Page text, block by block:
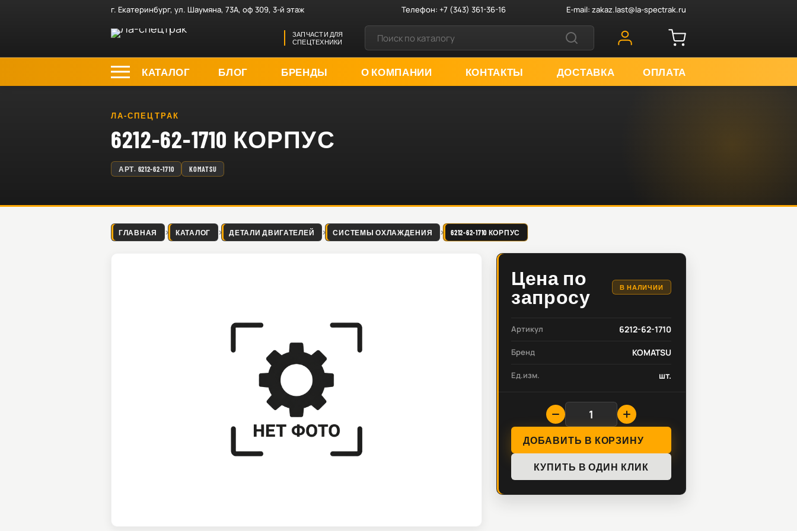
г. Екатеринбург, ул. Шаумяна, 73А, оф 309, 3-й этаж Телефон:+7 (343) 361-36-16 E-mail: zakaz.last@la-spectrak.ru
ЗАПЧАСТИ ДЛЯ
СПЕЦТЕХНИКИ
КАТАЛОГ БЛОГ БРЕНДЫ О КОМПАНИИ КОНТАКТЫ ДОСТАВКА ОПЛАТА
ЛА-СПЕЦТРАК
6212-62-1710 КОРПУС
АРТ. 6212-62-1710 KOMATSU
ГЛАВНАЯ КАТАЛОГ ДЕТАЛИ ДВИГАТЕЛЕЙ СИСТЕМЫ ОХЛАЖДЕНИЯ 6212-62-1710 КОРПУС
Цена по
запросу
В НАЛИЧИИ
Артикул 6212-62-1710
Бренд KOMATSU
Ед.изм. шт.
ДОБАВИТЬ В КОРЗИНУ
КУПИТЬ В ОДИН КЛИК